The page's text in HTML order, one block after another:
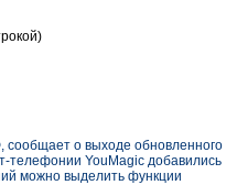
о выходе обновленного
телефонии YouMagic добавились
можно выделить функции